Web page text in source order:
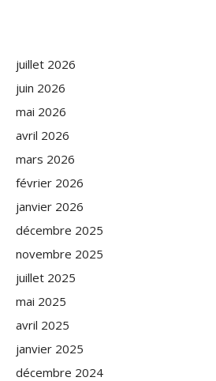
juillet 2026
juin 2026
mai 2026
avril 2026
mars 2026
février 2026
janvier 2026
décembre 2025
novembre 2025
juillet 2025
mai 2025
avril 2025
janvier 2025
décembre 2024